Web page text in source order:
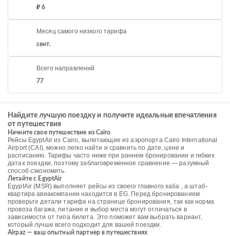
₽ 6
Месяц самого низкого тарифа
сент.
Всего направлений
77
Найдите лучшую поездку и получите идеальные впечатления
от путешествия
Начните свое путешествие из Cairo
Рейсы EgyptAir из Cairo, вылетающие из аэропорта Cairo International
Airport (CAI), можно легко найти и сравнить по дате, цене и
расписанию. Тарифы часто ниже при раннем бронировании и гибких
датах поездки, поэтому заблаговременное сравнение — разумный
способ сэкономить.
Летайте с EgyptAir
EgyptAir (MSR) выполняет рейсы из своего главного хаба , а штаб-
квартира авиакомпании находится в EG. Перед бронированием
проверьте детали тарифа на странице бронирования, так как норма
провоза багажа, питание и выбор места могут отличаться в
зависимости от типа билета. Это поможет вам выбрать вариант,
который лучше всего подходит для вашей поездки.
Airpaz — ваш опытный партнер в путешествиях